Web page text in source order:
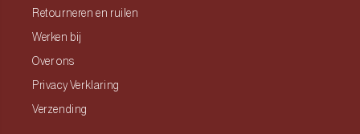
Retourneren en ruilen
Werken bij
Over ons
Privacy Verklaring
Verzending